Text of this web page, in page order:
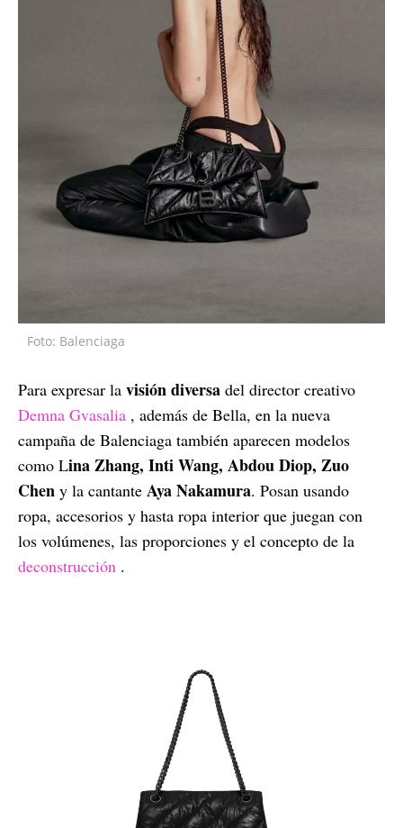
Foto: Balenciaga
Para expresar la visión diversa del director creativo
Demna Gvasalia , además de Bella, en la nueva
campaña de Balenciaga también aparecen modelos
como Lina Zhang, Inti Wang, Abdou Diop, Zuo
Chen y la cantante Aya Nakamura. Posan usando
ropa, accesorios y hasta ropa interior que juegan con
los volúmenes, las proporciones y el concepto de la
deconstrucción .